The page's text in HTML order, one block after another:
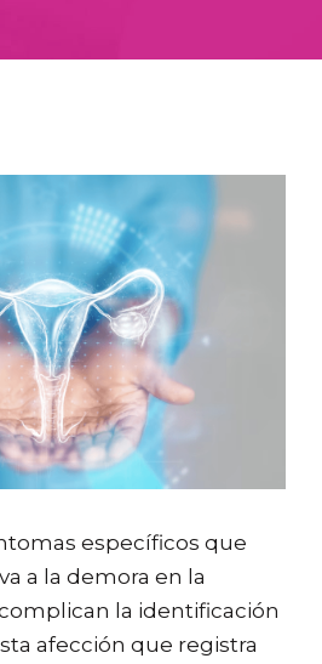
específicos que
a la demora en la
la identificación
afección que registra